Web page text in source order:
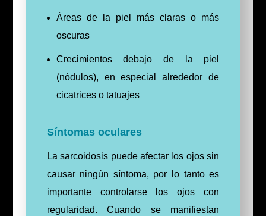
Áreas de la piel más claras o más
oscuras
Crecimientos debajo de la piel
(nódulos), en especial alrededor de
cicatrices o tatuajes
Síntomas oculares
La sarcoidosis puede afectar los ojos sin
causar ningún síntoma, por lo tanto es
importante controlarse los ojos con
regularidad. Cuando se manifiestan